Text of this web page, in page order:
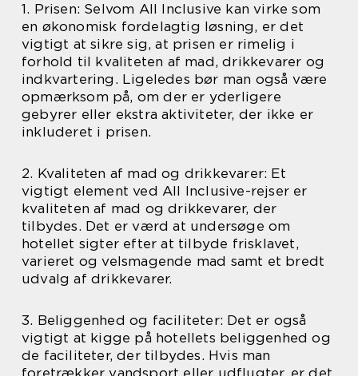
1. Prisen: Selvom All Inclusive kan virke som
en økonomisk fordelagtig løsning, er det
vigtigt at sikre sig, at prisen er rimelig i
forhold til kvaliteten af mad, drikkevarer og
indkvartering. Ligeledes bør man også være
opmærksom på, om der er yderligere
gebyrer eller ekstra aktiviteter, der ikke er
inkluderet i prisen.
2. Kvaliteten af mad og drikkevarer: Et
vigtigt element ved All Inclusive-rejser er
kvaliteten af mad og drikkevarer, der
tilbydes. Det er værd at undersøge om
hotellet sigter efter at tilbyde frisklavet,
varieret og velsmagende mad samt et bredt
udvalg af drikkevarer.
3. Beliggenhed og faciliteter: Det er også
vigtigt at kigge på hotellets beliggenhed og
de faciliteter, der tilbydes. Hvis man